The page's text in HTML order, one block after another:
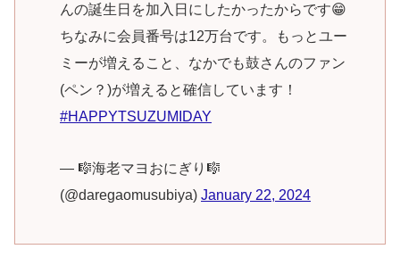
んの誕生日を加入日にしたかったからです😁
ちなみに会員番号は12万台です。もっとユー
ミーが増えること、なかでも鼓さんのファン
(ペン？)が増えると確信しています！
#HAPPYTSUZUMIDAY
— 🎼海老マヨおにぎり🎼
(@daregaomusubiya) January 22, 2024